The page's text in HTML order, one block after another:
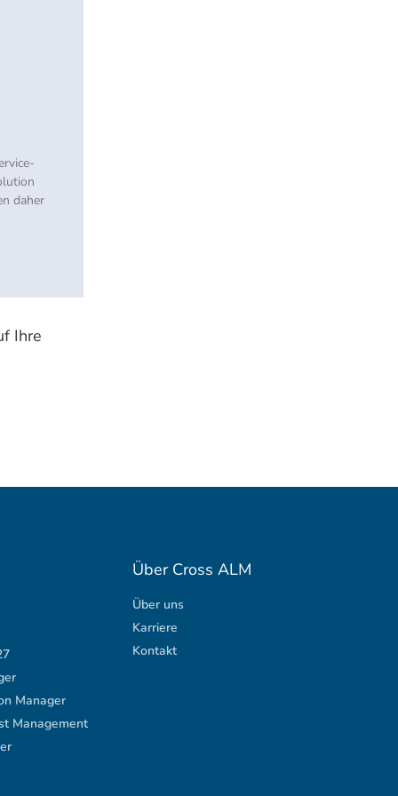
daher
Ihre
Manager
Management
Über Cross ALM
Über uns
Karriere
Kontakt